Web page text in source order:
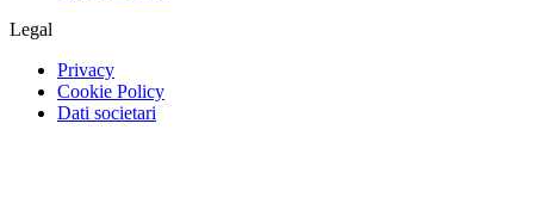
Legal
Privacy
Cookie Policy
Dati societari